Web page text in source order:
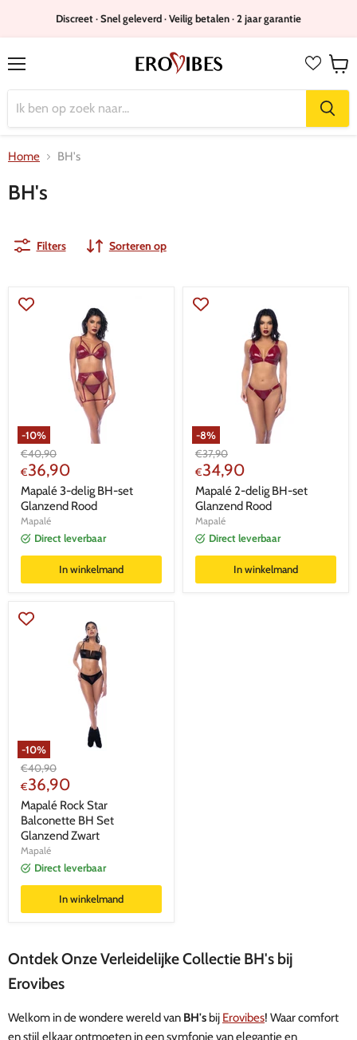
Discreet · Snel geleverd · Veilig betalen · 2 jaar garantie
Home BH's
BH's
Filters Sorteren op
-10%
Oorspronkelijke
prijs
€40,90
Huidige
prijs
€36,90
Mapalé 3-delig BH-set
Glanzend Rood
Mapalé
Direct leverbaar
In winkelmand
-8%
Oorspronkelijke
prijs
€37,90
Huidige
prijs
€34,90
Mapalé 2-delig BH-set
Glanzend Rood
Mapalé
Direct leverbaar
In winkelmand
-10%
Oorspronkelijke
prijs
€40,90
Huidige
prijs
€36,90
Mapalé Rock Star
Balconette BH Set
Glanzend Zwart
Mapalé
Direct leverbaar
In winkelmand
Ontdek Onze Verleidelijke Collectie BH's bij
Erovibes
Welkom in de wondere wereld van BH's bij Erovibes! Waar comfort
en stijl elkaar ontmoeten in een symfonie van elegantie en